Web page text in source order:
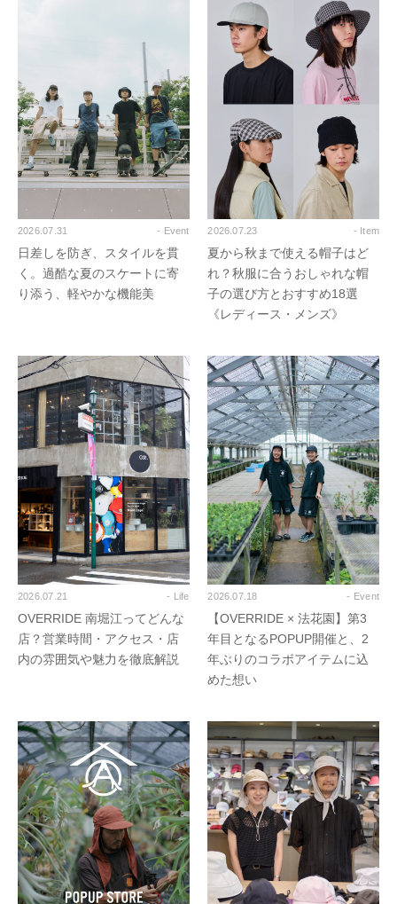
2026.07.31 - Event
日差しを防ぎ、スタイルを貫
く。過酷な夏のスケートに寄
り添う、軽やかな機能美
2026.07.23 - Item
夏から秋まで使える帽子はど
れ？秋服に合うおしゃれな帽
子の選び方とおすすめ18選
《レディース・メンズ》
2026.07.21 - Life
OVERRIDE 南堀江ってどんな
店？営業時間・アクセス・店
内の雰囲気や魅力を徹底解説
2026.07.18 - Event
【OVERRIDE × 法花園】第3
年目となるPOPUP開催と、2
年ぶりのコラボアイテムに込
めた想い